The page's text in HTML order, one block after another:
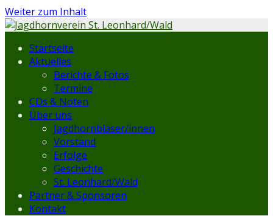
Weiter zum Inhalt
Startseite
Aktuelles
Berichte & Fotos
Termine
CDs & Noten
Über uns
Jagdhornbläser/innen
Vorstand
Erfolge
Geschichte
St. Leonhard/Wald
Partner & Sponsoren
Kontakt